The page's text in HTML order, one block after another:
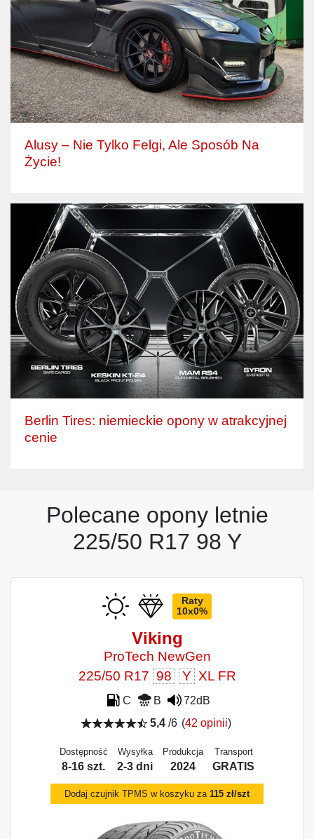
Alusy – Nie Tylko Felgi, Ale Sposób Na
Życie!
Berlin Tires: niemieckie opony w atrakcyjnej
cenie
Polecane opony letnie
225/50 R17 98 Y
Raty
10x0%
Viking
ProTech NewGen
225/50 R17 98 Y XL FR
C B
72dB
5,4/6 (42 opinii)
Dostępność
8-16 szt.
Wysyłka
2-3 dni
Produkcja
2024
Transport
GRATIS
Dodaj czujnik TPMS w koszyku za 115 zł/szt